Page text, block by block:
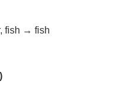
fish → fish